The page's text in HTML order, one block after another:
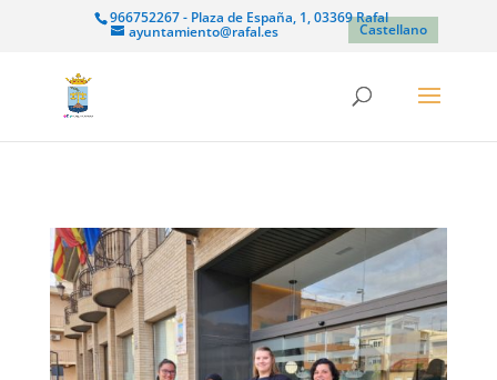
966752267 - Plaza de España, 1, 03369 Rafal
ayuntamiento@rafal.es Castellano